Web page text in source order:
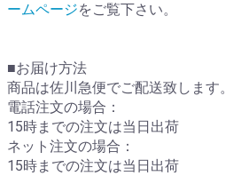
ームページをご覧下さい。
■お届け方法
商品は佐川急便でご配送致します。
電話注文の場合：
15時までの注文は当日出荷
ネット注文の場合：
15時までの注文は当日出荷